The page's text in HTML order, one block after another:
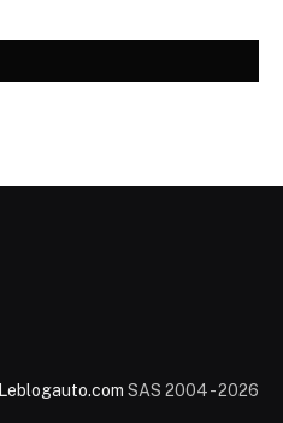
Leblogauto.com SAS 2004 - 2026